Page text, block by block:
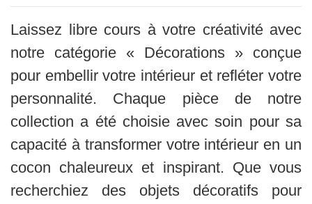
Laissez libre cours à votre créativité avec
notre catégorie « Décorations » conçue
pour embellir votre intérieur et refléter votre
personnalité. Chaque pièce de notre
collection a été choisie avec soin pour sa
capacité à transformer votre intérieur en un
cocon chaleureux et inspirant. Que vous
recherchiez des objets décoratifs pour